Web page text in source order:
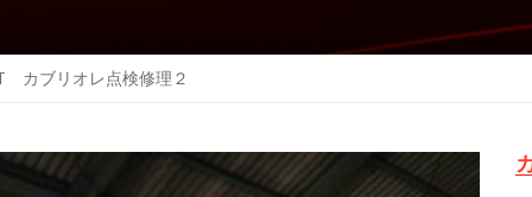
カブリオレ点検修理２